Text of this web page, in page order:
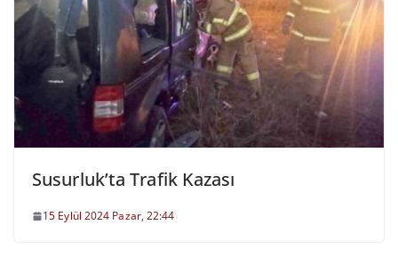
Susurluk’ta Trafik Kazası
15 Eylül 2024 Pazar, 22:44